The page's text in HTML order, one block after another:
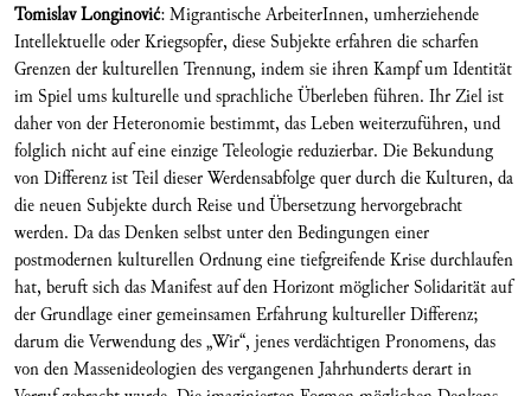
Tomislav Longinović: Migrantische ArbeiterInnen, umherziehende
Intellektuelle oder Kriegsopfer, diese Subjekte erfahren die scharfen
Grenzen der kulturellen Trennung, indem sie ihren Kampf um Identität
im Spiel ums kulturelle und sprachliche Überleben führen. Ihr Ziel ist
daher von der Heteronomie bestimmt, das Leben weiterzuführen, und
folglich nicht auf eine einzige Teleologie reduzierbar. Die Bekundung
von Differenz ist Teil dieser Werdensabfolge quer durch die Kulturen, da
die neuen Subjekte durch Reise und Übersetzung hervorgebracht
werden. Da das Denken selbst unter den Bedingungen einer
postmodernen kulturellen Ordnung eine tiefgreifende Krise durchlaufen
hat, beruft sich das Manifest auf den Horizont möglicher Solidarität auf
der Grundlage einer gemeinsamen Erfahrung kultureller Differenz;
darum die Verwendung des „Wir“, jenes verdächtigen Pronomens, das
von den Massenideologien des vergangenen Jahrhunderts derart in